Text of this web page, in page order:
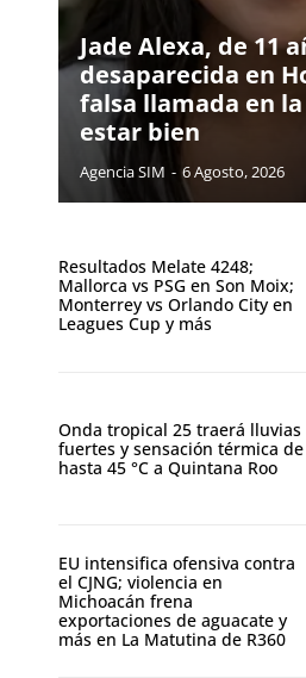
Jade Alexa, de 11
desaparecida en
falsa llamada en
estar bien
Agencia SIM - 6 Agosto, 2026
Resultados Melate 4248;
Mallorca vs PSG en Son Moix;
Monterrey vs Orlando City en
Leagues Cup y más
Onda tropical 25 traerá lluvias
fuertes y sensación térmica de
hasta 45 °C a Quintana Roo
EU intensifica ofensiva contra
el CJNG; violencia en
Michoacán frena
exportaciones de aguacate y
más en La Matutina de R360